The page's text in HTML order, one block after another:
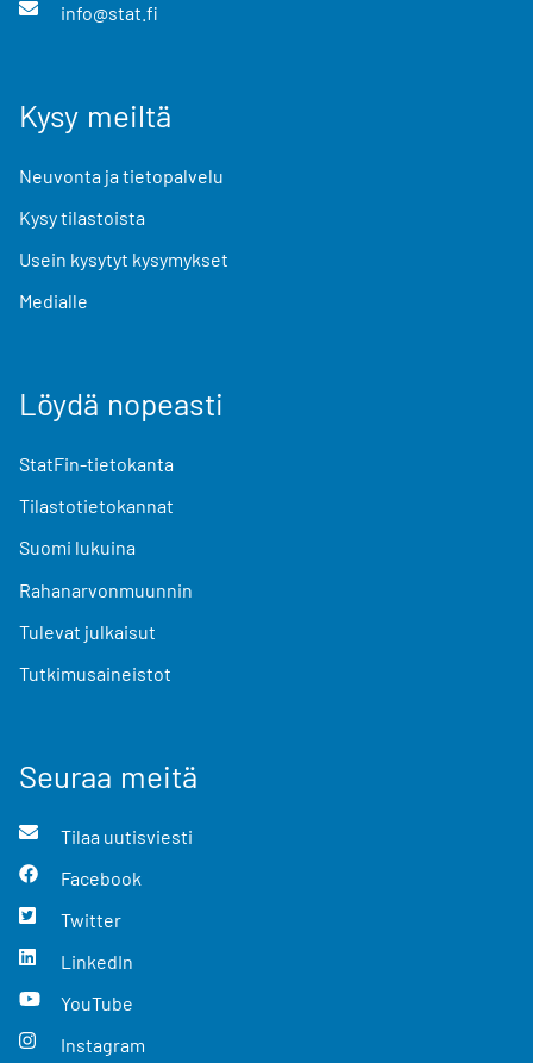
info@stat.fi
Kysy meiltä
Neuvonta ja tietopalvelu
Kysy tilastoista
Usein kysytyt kysymykset
Medialle
Löydä nopeasti
StatFin-tietokanta
Tilastotietokannat
Suomi lukuina
Rahanarvonmuunnin
Tulevat julkaisut
Tutkimusaineistot
Seuraa meitä
Tilaa uutisviesti
Facebook
Twitter
LinkedIn
YouTube
Instagram